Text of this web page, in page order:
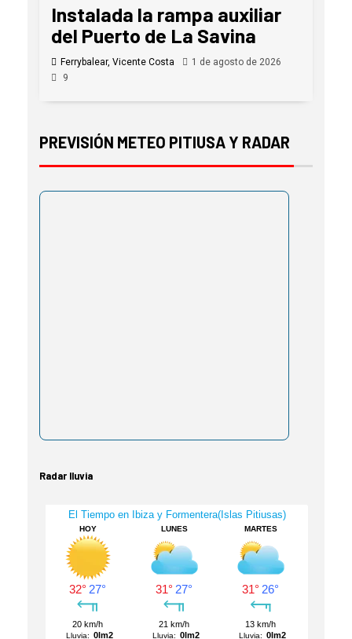
Instalada la rampa auxiliar
del Puerto de La Savina
Ferrybalear, Vicente Costa
1 de agosto de 2026
9
PREVISIÓN METEO PITIUSA Y RADAR
Radar lluvia